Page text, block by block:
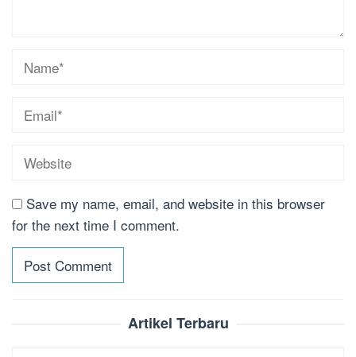
Save my name, email, and website in this browser
for the next time I comment.
Artikel Terbaru